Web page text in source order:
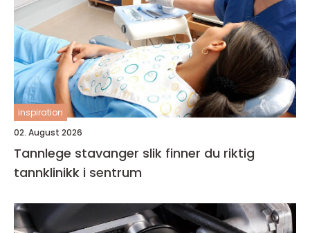
inspiration
02. August 2026
Tannlege stavanger slik finner du riktig
tannklinikk i sentrum